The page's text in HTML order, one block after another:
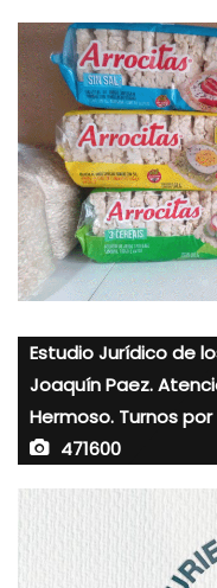
Estudio Jurídico de
Joaquín Paez.
Hermoso. Turnos
471600